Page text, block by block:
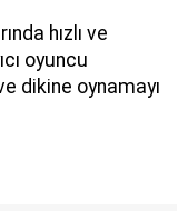
hızlı ve
oyuncu
dikine oynamayı